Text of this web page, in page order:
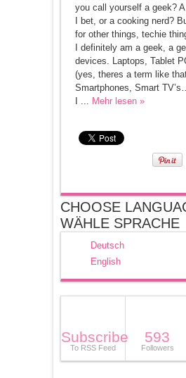
you call yourself a geek?
I bet, or a cooking nerd?
for other things, techie
I definitely am a geek, a
devices. Laptops, Tablet
(yes, theres a term like
Smartphones, Smart
I ... Mehr lesen »
CHOOSE
WÄHLE SPRACHE
Deutsch
English
Subscribe
To RSS Feed
593
Followers